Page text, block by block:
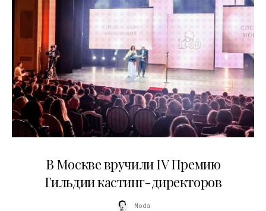
В Москве вручили IV Премию
Гильдии кастинг-директоров
Moda